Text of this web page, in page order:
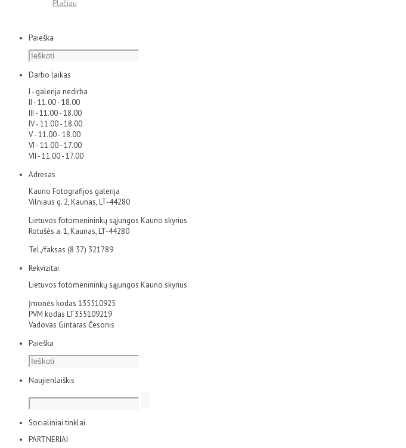
Plačiau
Paieška
Darbo laikas
I - galerija nedirba
II - 11.00 - 18.00
III - 11.00 - 18.00
IV - 11.00 - 18.00
V - 11.00 - 18.00
VI - 11.00 - 17.00
VII - 11.00 - 17.00
Adresas
Kauno Fotografijos galerija
Vilniaus g. 2, Kaunas, LT-44280
Lietuvos fotomenininkų sąjungos Kauno skyrius
Rotušės a. 1, Kaunas, LT-44280
Tel./faksas (8 37) 321789
Rekvizitai
Lietuvos fotomenininkų sąjungos Kauno skyrius
Įmonės kodas 135510925
PVM kodas LT355109219
Vadovas Gintaras Česonis
Paieška
Naujienlaiškis
Socialiniai tinklai
PARTNERIAI